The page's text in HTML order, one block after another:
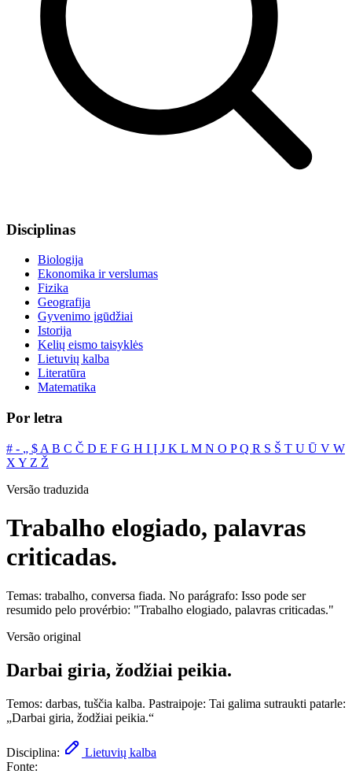
Disciplinas
Biologija
Ekonomika ir verslumas
Fizika
Geografija
Gyvenimo įgūdžiai
Istorija
Kelių eismo taisyklės
Lietuvių kalba
Literatūra
Matematika
Por letra
# ‐ „ $ A B C Č D E F G H I Į J K L M N O PQ R S Š T U Ū V W
X Y Z Ž
Versão traduzida
Trabalho elogiado, palavras
criticadas.
Temas: trabalho, conversa fiada. No parágrafo: Isso pode ser
resumido pelo provérbio: "Trabalho elogiado, palavras criticadas."
Versão original
Darbai giria, žodžiai peikia.
Temos: darbas, tuščia kalba. Pastraipoje: Tai galima sutraukti patarle:
„Darbai giria, žodžiai peikia.“
Disciplina:
Lietuvių kalba
Fonte: